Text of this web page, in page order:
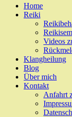
Skip
Home
Reiki
Videos
Klangheilung
Blog
Über mich
Kontakt
Anfahrt